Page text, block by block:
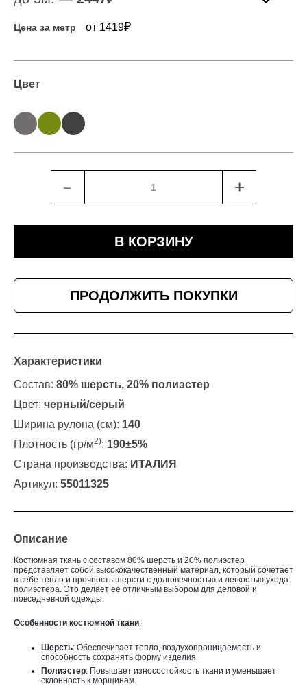
Цена за метр от 1419₽
Цвет
﹣ +
В КОРЗИНУ
ПРОДОЛЖИТЬ ПОКУПКИ
Характеристики
Состав: 80% шерсть, 20% полиэстер
Цвет: черный/серый
Ширина рулона (см): 140
Плотность (гр/м2): 190±5%
Страна производства: ИТАЛИЯ
Артикул: 55011325
Описание
Костюмная ткань с составом 80% шерсть и 20% полиэстер
представляет собой высококачественный материал, который сочетает
в себе тепло и прочность шерсти с долговечностью и легкостью ухода
полиэстера. Это делает её отличным выбором для деловой и
повседневной одежды.
Особенности костюмной ткани:
Шерсть: Обеспечивает тепло, воздухопроницаемость и
способность сохранять форму изделия.
Полиэстер: Повышает износостойкость ткани и уменьшает
склонность к морщинам.